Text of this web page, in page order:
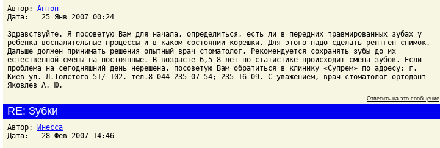
Автор: Антон
Дата: 25 Янв 2007 00:24
Здравствуйте. Я посоветую Вам для начала, определиться, есть ли в передних травмированных зубах у
ребенка воспалительные процессы и в каком состоянии корешки. Для этого надо сделать рентген снимок.
Дальше должен принимать решения опытный врач стоматолог. Рекомендуется сохранять зубы до их
естественной смены на постоянные. В возрасте 6,5-8 лет по статистике происходит смена зубов. Если
проблема на сегодняшний день нерешена, посоветую Вам обратиться в клинику «Супрем» по адресу: г.
Киев ул. Л.Толстого 51/ 102. тел.8 044 235-07-54; 235-16-09. С уважением, врач стоматолог-ортодонт
Яковлев А. Ю.
Ответить на это сообщение
RE: Зубки
Автор:
Инесса
Дата: 28 Фев 2007 14:46